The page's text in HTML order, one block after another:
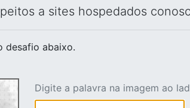
a sites hospedados
desafio abaixo.
Digite a palavra na imagem ao